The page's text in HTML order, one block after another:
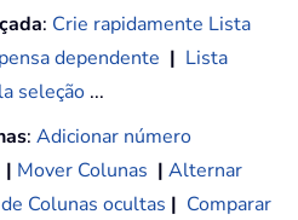
: Crie rapidamente Lista
dependente | Lista
seleção ...
: Adicionar número
| Mover Colunas | Alternar
Colunas ocultas | Comparar